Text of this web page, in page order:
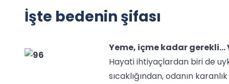
İşte bedenin şifası
Yeme, içme kadar
Hayati ihtiyaçlardan biri de
sıcaklığından, odanın